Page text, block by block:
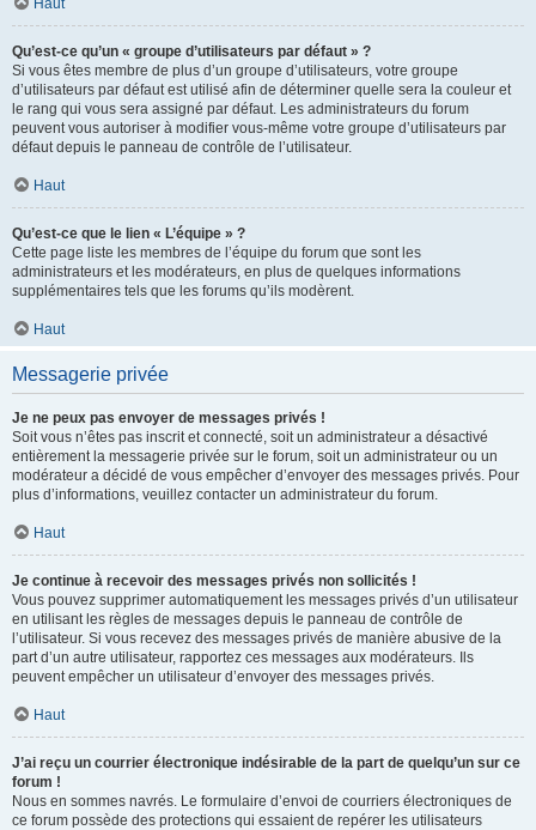
Haut
Qu’est-ce qu’un « groupe d’utilisateurs par défaut » ?
Si vous êtes membre de plus d’un groupe d’utilisateurs, votre groupe
d’utilisateurs par défaut est utilisé afin de déterminer quelle sera la couleur et
le rang qui vous sera assigné par défaut. Les administrateurs du forum
peuvent vous autoriser à modifier vous-même votre groupe d’utilisateurs par
défaut depuis le panneau de contrôle de l’utilisateur.
Haut
Qu’est-ce que le lien « L’équipe » ?
Cette page liste les membres de l’équipe du forum que sont les
administrateurs et les modérateurs, en plus de quelques informations
supplémentaires tels que les forums qu’ils modèrent.
Haut
Messagerie privée
Je ne peux pas envoyer de messages privés !
Soit vous n’êtes pas inscrit et connecté, soit un administrateur a désactivé
entièrement la messagerie privée sur le forum, soit un administrateur ou un
modérateur a décidé de vous empêcher d’envoyer des messages privés. Pour
plus d’informations, veuillez contacter un administrateur du forum.
Haut
Je continue à recevoir des messages privés non sollicités !
Vous pouvez supprimer automatiquement les messages privés d’un utilisateur
en utilisant les règles de messages depuis le panneau de contrôle de
l’utilisateur. Si vous recevez des messages privés de manière abusive de la
part d’un autre utilisateur, rapportez ces messages aux modérateurs. Ils
peuvent empêcher un utilisateur d’envoyer des messages privés.
Haut
J’ai reçu un courrier électronique indésirable de la part de quelqu’un sur ce
forum !
Nous en sommes navrés. Le formulaire d’envoi de courriers électroniques de
ce forum possède des protections qui essaient de repérer les utilisateurs